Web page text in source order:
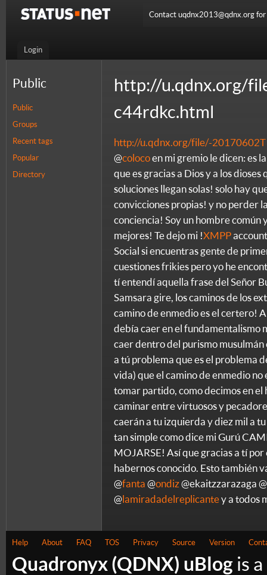
Login
Contact uqdnx2013@qdnx.org
Public
Public
Groups
Recent tags
Popular
Directory
http://u.qdnx.org/
c44rdkc.html
http://u.qdnx.org/file/-
@colocoen mi gremio le dicen: es
que es gracias a Dios y a los
soluciones llegan solas! solo hay
convicciones propias! y no perder
conciencia! Soy un hombre común
mejores! Te dejo mi !XMPP
Social si encuentras gente de
cuestiones frikies pero yo he
tí entendí aquella frase del Señor
Samsara gire, los caminos de los
camino de enmedio es el certero!
debía caer en el fundamentalismo
caer dentro del purismo
a tú problema que es el problema
vida) que el camino de enmedio no
tomar partido, como decimos en
caminar entre virtuosos y
caerán a tu izquierda y diez mil a
tan simple como dice mi Gurú
MOJARSE! Así que gracias a tí
habernos conocido. Esto también
@fanta @ondiz@ekaitzzarazaga @
@ lamiradadelreplicantey a todos
Help About FAQ TOS Privacy Source Version
Quadronyx (QDNX) uBlog is